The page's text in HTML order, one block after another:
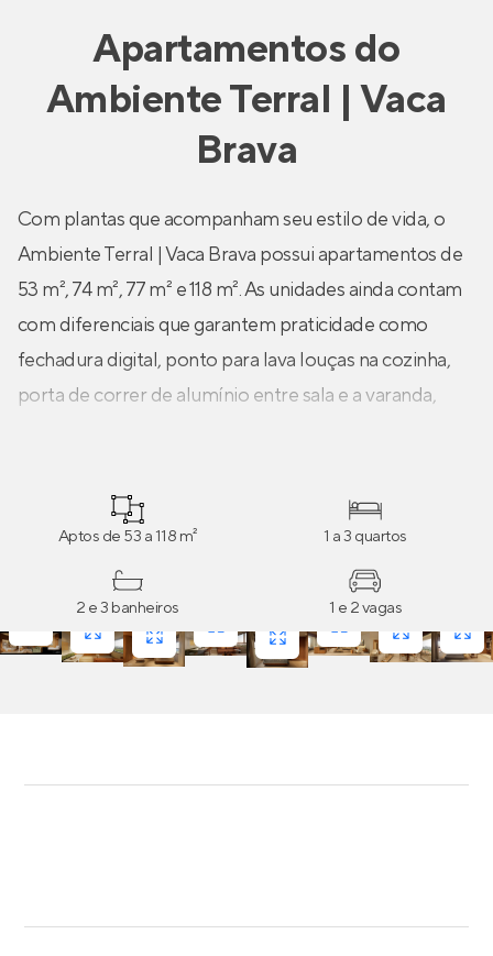
Apartamentosdo
Ambiente Terral | Vaca
Brava
Com plantas que acompanham seu estilo de vida, o
Ambiente Terral | Vaca Brava possui apartamentos de
53 m², 74 m², 77 m² e 118 m². As unidades ainda contam
com diferenciais que garantem praticidade como
fechadura digital, ponto para lava louças na cozinha,
porta de correr de alumínio entre sala e a varanda,
Aptos de 53 a 118 m² 1 a 3 quartos
2 e 3 banheiros 1 e 2 vagas